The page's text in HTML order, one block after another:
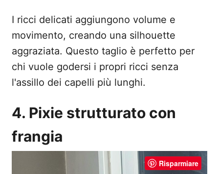
I ricci delicati aggiungono volume e
movimento, creando una silhouette
aggraziata. Questo taglio è perfetto per
chi vuole godersi i propri ricci senza
l'assillo dei capelli più lunghi.
4. Pixie strutturato con
frangia
Risparmiare